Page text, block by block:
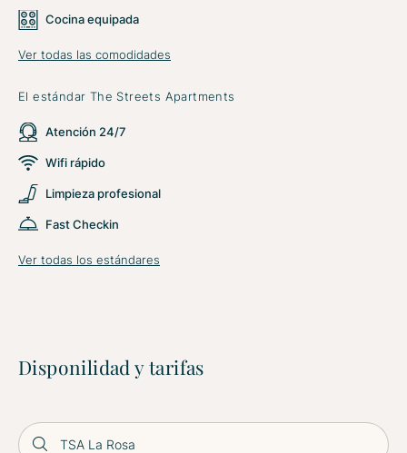
Cocina equipada
Ver todas las comodidades
El estándar The Streets Apartments
Atención 24/7
Wifi rápido
Limpieza profesional
Fast Checkin
Ver todas los estándares
Disponilidad y tarifas
TSA La Rosa